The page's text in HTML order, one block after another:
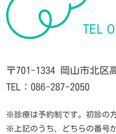
TEL
〒701-1334 岡山市北区
TEL：086-287-2050
※診療は予約制です。初診の
※上記のうち、どちらの番号